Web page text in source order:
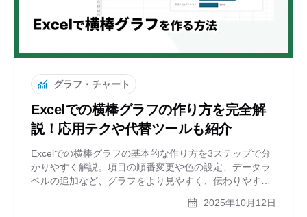
グラフ・チャート
Excelでの横棒グラフの作り方を完全解
説！応用テクや代替ツールも紹介
Excelでの横棒グラフの基本的な作り方を3ステップで分
かりやすく解説。項目の順番変更や色の設定、データラ
ベルの追加など、グラフをより見やすく、伝わりやすく
するための応用テクニックも紹介します。初心者の方で
も、この記事を読めばすぐに実践できます。2025年10月12日